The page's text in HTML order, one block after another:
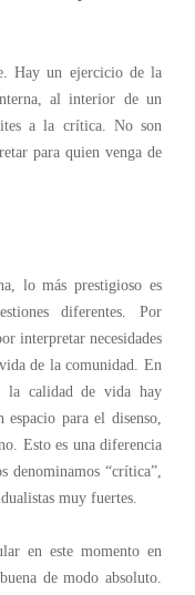
Hay un ejercicio de la
al interior de un
a la crítica. No son
para quien venga de
lo más prestigioso es
diferentes. Por
interpretar necesidades
de la comunidad. En
la calidad de vida hay
para el disenso,
Esto es una diferencia
denominamos “crítica”,
muy fuertes.
en este momento en
de modo absoluto.